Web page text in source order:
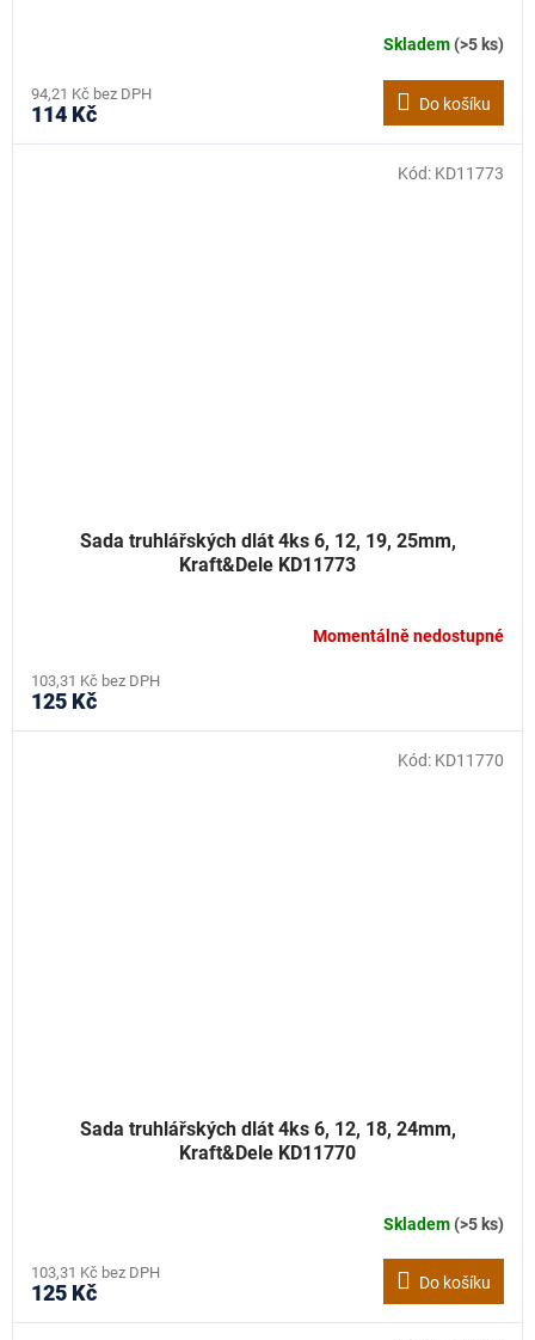
Skladem(>5 ks)
94,21 Kč bez DPH
114 Kč Do košíku
Sada truhlářských dlát 4ks 6, 12, 19, 25mm,
Kraft&Dele KD11773
Momentálně nedostupné
103,31 Kč bez DPH
125 Kč
Kód: KD11773
Sada truhlářských dlát 4ks 6, 12, 18, 24mm,
Kraft&Dele KD11770
Skladem(>5 ks)
103,31 Kč bez DPH
125 Kč Do košíku
Kód: KD11770